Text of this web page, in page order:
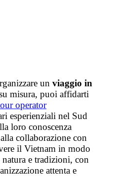
un viaggio in
misura, puoi affidarti
operator
esperienziali nel Sud
loro conoscenza
collaborazione con
il Vietnam in modo
e tradizioni, con
attenta e